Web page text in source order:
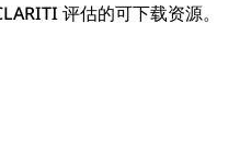
评估的可下载资源。